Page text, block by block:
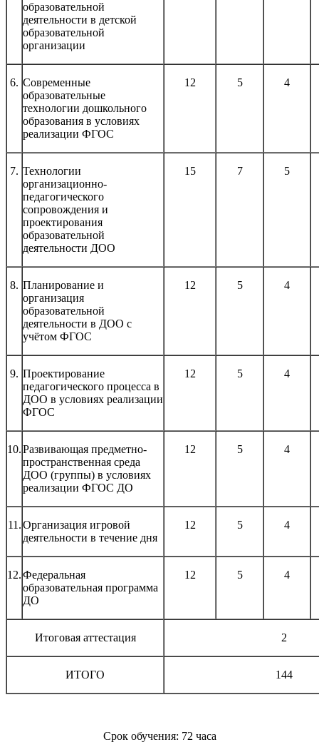
образовательной
деятельности в детской
образовательной
организации
6. Современные
образовательные
технологии дошкольного
образования в условиях
реализации ФГОС
12 5 4
7. Технологии
организационно-
педагогического
сопровождения и
проектирования
образовательной
деятельности ДОО
15 7 5
8. Планирование и
организация
образовательной
деятельности в ДОО с
учётом ФГОС
12 5 4
9. Проектирование
педагогического процесса в
ДОО в условиях реализации
ФГОС
12 5 4
10.Развивающая предметно-
пространственная среда
ДОО (группы) в условиях
реализации ФГОС ДО
12 5 4
11.Организация игровой
деятельности в течение дня
12 5 4
12.Федеральная
образовательная программа
ДО
12 5 4
Итоговая аттестация 2
ИТОГО 144
Срок обучения: 72 часа